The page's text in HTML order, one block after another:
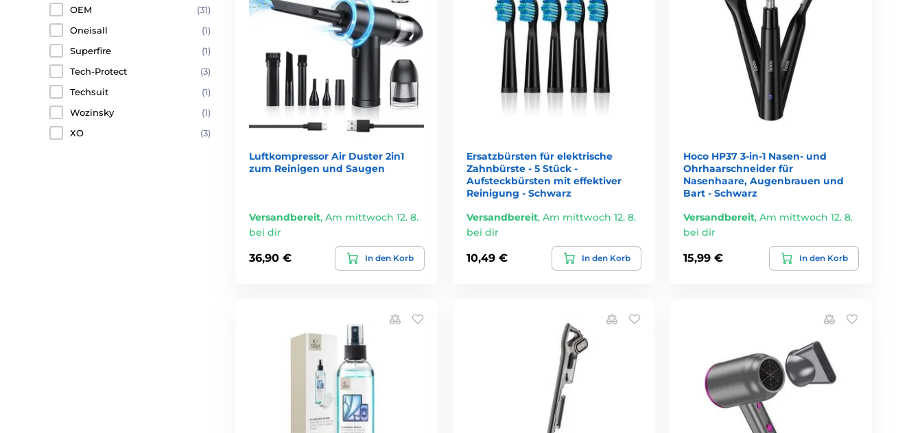
OEM
(31)
Oneisall
(1)
Superfire
(1)
Tech-Protect
(3)
Techsuit
(1)
Wozinsky
(1)
XO
(3)
Luftkompressor Air Duster 2in1
zum Reinigen und Saugen
Versandbereit, Am mittwoch 12. 8.
bei dir
36,90 € In den Korb
Ersatzbürsten für elektrische
Zahnbürste - 5 Stück -
Aufsteckbürsten mit effektiver
Reinigung - Schwarz
Versandbereit, Am mittwoch 12. 8.
bei dir
10,49 € In den Korb
Hoco HP37 3-in-1 Nasen- und
Ohrhaarschneider für
Nasenhaare, Augenbrauen und
Bart - Schwarz
Versandbereit,Am mittwoch 12. 8.
bei dir
15,99 € In den Korb